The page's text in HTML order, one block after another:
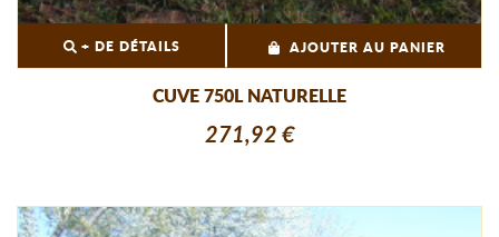
+ DE DÉTAILS AJOUTER AU PANIER
CUVE 750L NATURELLE
271,92 €